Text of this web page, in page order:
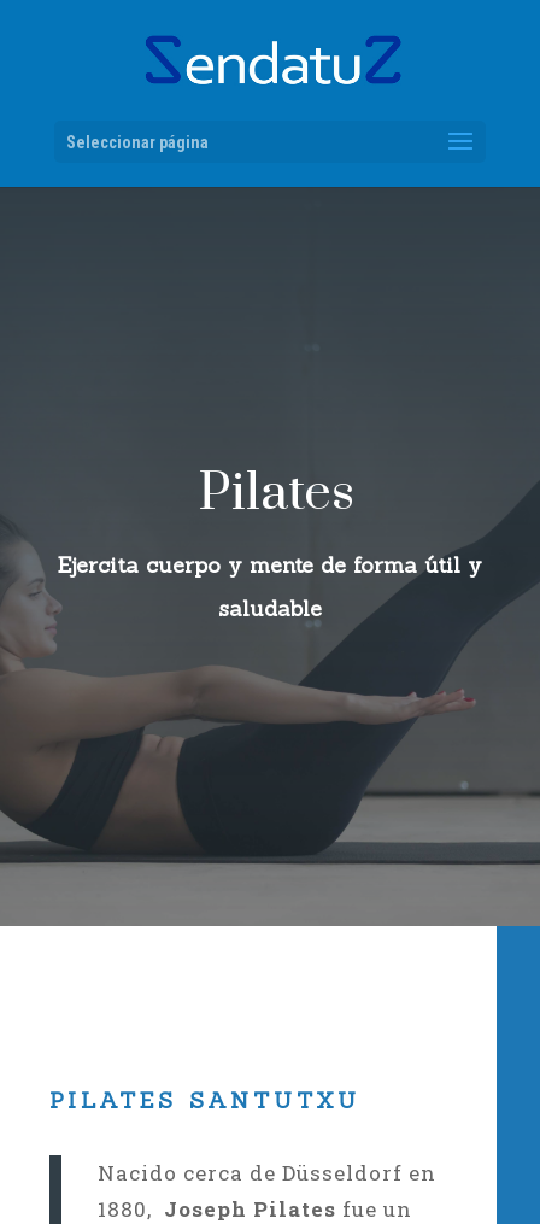
Seleccionar página
Pilates
Ejercita cuerpo y mente de forma útil y
saludable
PILATES SANTUTXU
Nacido cerca de Düsseldorf en
1880, Joseph Pilates fue un